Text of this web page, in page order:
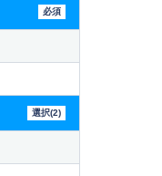
必須
選択(2)